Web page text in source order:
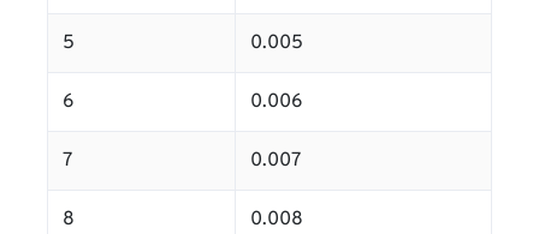
5 0.005
6 0.006
7 0.007
8 0.008